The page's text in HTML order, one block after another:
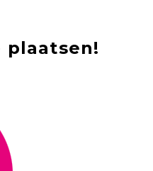
plaatsen!